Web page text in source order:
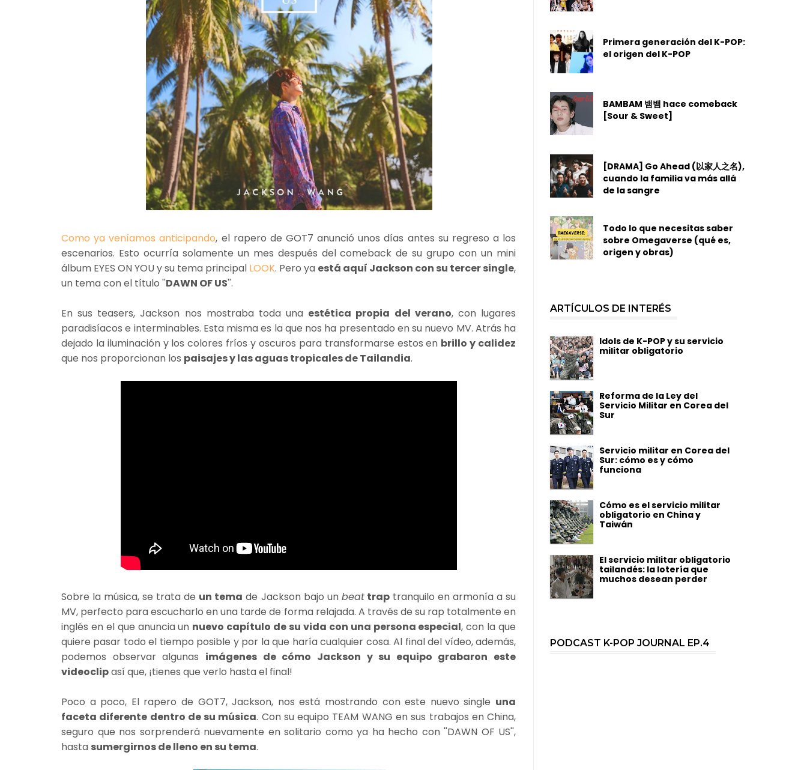
Como ya veníamos anticipando, el rapero de GOT7 anunció unos días antes su regreso a los
escenarios. Esto ocurría solamente un mes después del comeback de su grupo con un mini
álbum EYES ON YOU y su tema principal LOOK. Pero ya está aquí Jackson con su tercer single,
un tema con el título ''DAWN OF US''.
En sus teasers, Jackson nos mostraba toda una estética propia del verano, con lugares
paradisíacos e interminables. Esta misma es la que nos ha presentado en su nuevo MV. Atrás ha
dejado la iluminación y los colores fríos y oscuros para transformarse estos en brillo y calidez
que nos proporcionan los paisajes y las aguas tropicales de Tailandia.
Sobre la música, se trata de un tema de Jackson bajo un beattraptranquilo en armonía a su
MV, perfecto para escucharlo en una tarde de forma relajada. A través de su rap totalmente en
inglés en el que anuncia un nuevo capítulo de su vida con una persona especial, con la que
quiere pasar todo el tiempo posible y por la que haría cualquier cosa. Al final del vídeo, además,
podemos observar algunas imágenes de cómo Jackson y su equipo grabaron este
videoclipasí que, ¡tienes que verlo hasta el final!
Poco a poco, El rapero de GOT7, Jackson, nos está mostrando con este nuevo single una
faceta diferente dentro de su música. Con su equipo TEAM WANG en sus trabajos en China,
seguro que nos sorprenderá nuevamente en solitario como ya ha hecho con ''DAWN OF US'',
hasta sumergirnos de lleno en su tema.
Primera generación del K-POP:
el origen del K-POP
BAMBAM 뱀뱀 hace comeback
[Sour & Sweet]
[DRAMA] Go Ahead (以家人之名),
cuando la familia va más allá
de la sangre
Todo lo que necesitas saber
sobre Omegaverse (qué es,
origen y obras)
ARTÍCULOS DE INTERÉS
Idols de K-POP y su servicio
militar obligatorio
Reforma de la Ley del
Servicio Militar en Corea del
Sur
Servicio militar en Corea del
Sur: cómo es y cómo
funciona
Cómo es el servicio militar
obligatorio en China y
Taiwán
El servicio militar obligatorio
tailandés: la lotería que
muchos desean perder
PODCAST K-POP JOURNAL EP.4